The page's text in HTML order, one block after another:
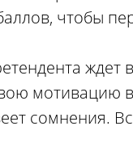
чтобы
мотивацию
сомнения.